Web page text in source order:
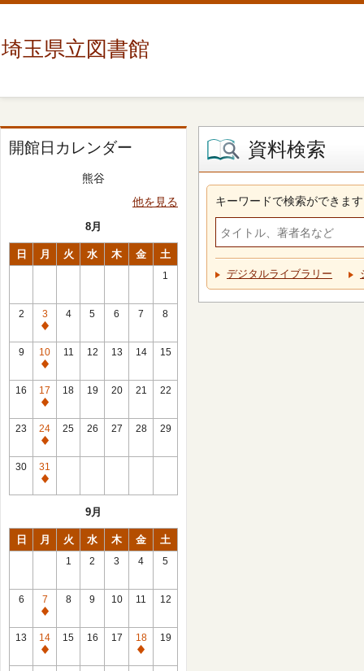
埼玉県立図書館
開館日カレンダー
熊谷
他を見る
8月
日 月 火 水 木 金 土
1
2
3
休
館
日
4 5 6 7 8
9
10
休
館
日
11 12 13 14 15
16
17
休
館
日
18 19 20 21 22
23
24
休
館
日
25 26 27 28 29
30
31
休
9月
日 月 火 水 木 金 土
1 2 3 4 5
6
7
休
館
日
8 9 10 11 12
13
14
休
15 16 17
18
休
19
資料検索
キーワードで検索ができます
デジタルライブラリー